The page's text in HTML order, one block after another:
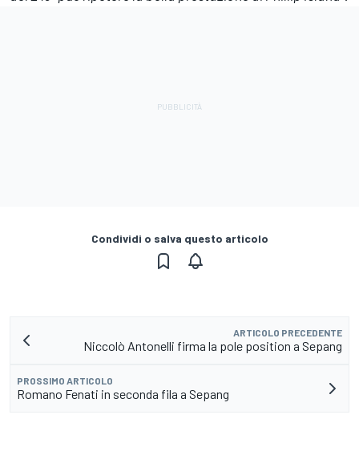
Condividi o salva questo articolo
ARTICOLO PRECEDENTE
Niccolò Antonelli firma la pole position a Sepang
PROSSIMO ARTICOLO
Romano Fenati in seconda fila a Sepang